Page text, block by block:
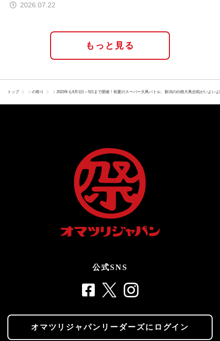
2026.07.22
もっと見る
トップ の祭り 2023年も6月1日～5日まで開催！初夏のスーパー大凧バトル、新潟の白根大凧合戦がいよい
公式SNS
オマツリジャパンリーダーズにログイン